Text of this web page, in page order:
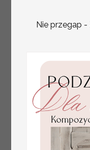
Nie przegap